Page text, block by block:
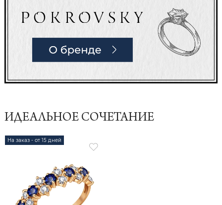
ИДЕАЛЬНОЕ СОЧЕТАНИЕ
На заказ - от 15 дней